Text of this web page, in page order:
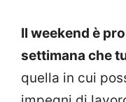
Il weekend è
settimana che
quella in cui